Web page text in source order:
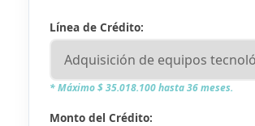
Línea de Crédito:
* Máximo $ 35.018.100 hasta 36 meses.
Monto del Crédito: